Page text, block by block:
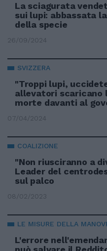
La sciagurata
sui lupi: abbassata
della specie
26/09/2024
SVIZZERA
"Troppi lupi,
allevatori scaricano
morte davanti al
07/04/2024
COALIZIONE
"Non riusciranno a
Leader del
sul palco
08/02/2023
LE MISURE DELLA
L'errore